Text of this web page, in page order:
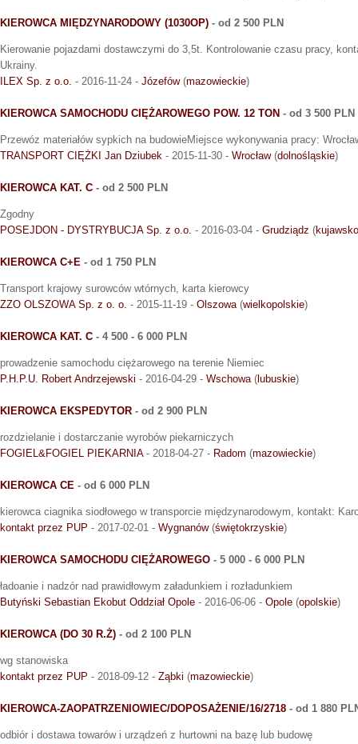
KIEROWCA MIĘDZYNARODOWY (1030OP) - od 2 500 PLN
Kierowanie pojazdami dostawczymi do 3,5t. Kontrolowanie czasu pracy,
Ukrainy.
ILEX Sp. z o.o. - 2016-11-24 - Józefów(mazowieckie)
KIEROWCA SAMOCHODU CIĘŻAROWEGO POW. 12 TON - od 3 500 PLN
Przewóz materiałów sypkich na budowieMiejsce wykonywania pracy:
TRANSPORT CIĘŻKI Jan Dziubek - 2015-11-30 - Wrocław(dolnośląskie)
KIEROWCA KAT. C - od 2 500 PLN
Zgodny
POSEJDON - DYSTRYBUCJA Sp. z o.o. - 2016-03-04 - Grudziądz (
KIEROWCA C+E - od 1 750 PLN
Transport krajowy surowców wtórnych, karta kierowcy
ZZO OLSZOWA Sp. z o. o. - 2015-11-19 - Olszowa(wielkopolskie)
KIEROWCA KAT. C - 4 500 - 6 000 PLN
prowadzenie samochodu ciężarowego na terenie Niemiec
P.H.P.U. Robert Andrzejewski - 2016-04-29 - Wschowa( lubuskie)
KIEROWCA EKSPEDYTOR - od 2 900 PLN
rozdzielanie i dostarczanie wyrobów piekarniczych
FOGIEL&FOGIEL PIEKARNIA- 2018-04-27 - Radom (mazowieckie)
KIEROWCA CE - od 6 000 PLN
kierowca ciagnika siodłowego w transporcie międzynarodowym, kontakt:
kontakt przez PUP - 2017-02-01 - Wygnanów(świętokrzyskie)
KIEROWCA SAMOCHODU CIĘŻAROWEGO - 5 000 - 6 000 PLN
ładoanie i nadzór nad prawidłowym załadunkiem i rozładunkiem
Butyński Sebastian Ekobut Oddział Opole - 2016-06-06 - Opole (opolskie)
KIEROWCA (DO 30 R.Ż) - od 2 100 PLN
wg stanowiska
kontakt przez PUP - 2018-09-12 - Ząbki (mazowieckie)
KIEROWCA-ZAOPATRZENIOWIEC/DOPOSAŻENIE/16/2718 - od 1 880
odbiór i dostawa towarów i urządzeń z hurtowni na bazę lub budowę